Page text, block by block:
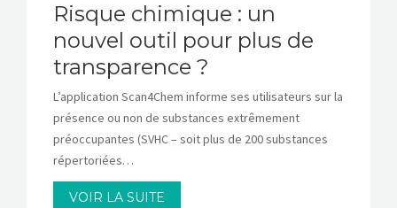
Risque chimique : un
nouvel outil pour plus de
transparence ?
L’application Scan4Chem informe ses utilisateurs sur la
présence ou non de substances extrêmement
préoccupantes (SVHC – soit plus de 200 substances
répertoriées…
VOIR LA SUITE